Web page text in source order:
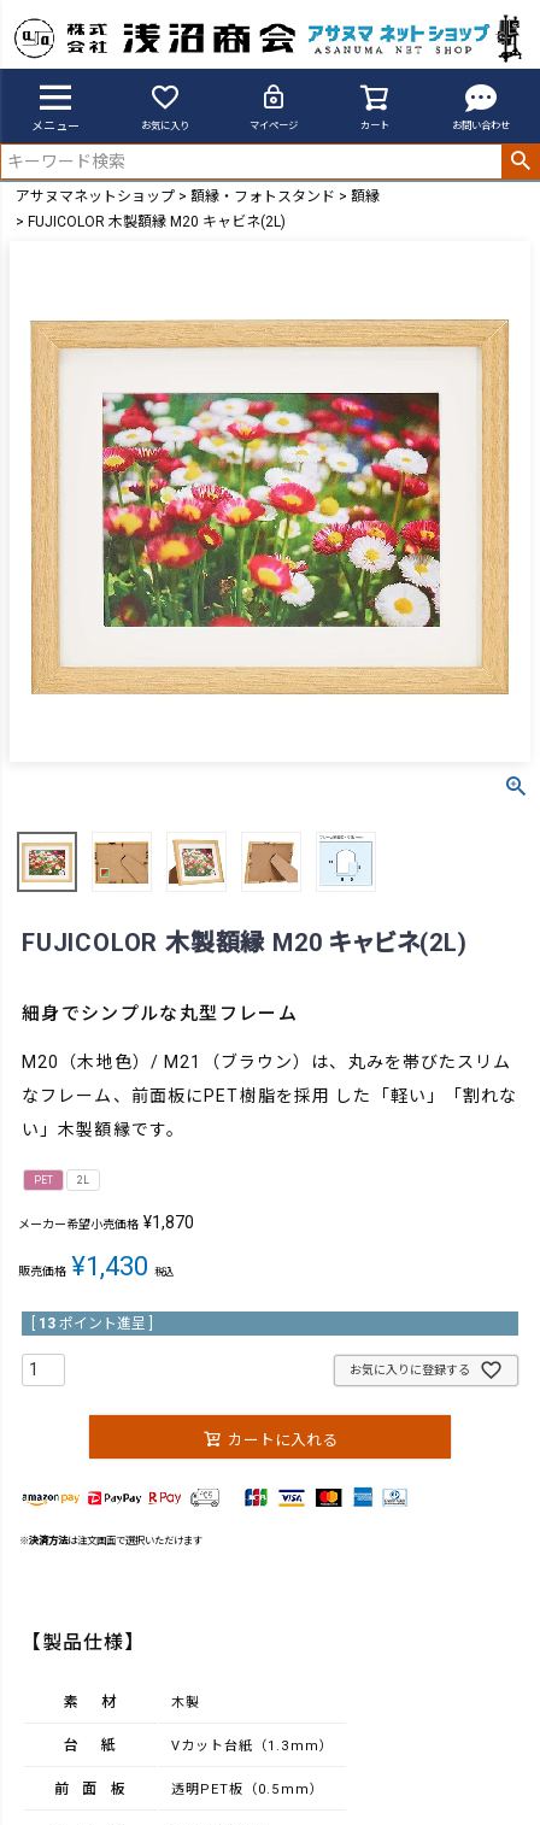
メニュー お気に入り マイページ カート お問い合わせ
アサヌマネットショップ 額縁・フォトスタンド
額縁
FUJICOLOR 木製額縁 M20 キャビネ(2L)
FUJICOLOR 木製額縁 M20 キャビネ(2L)
細身でシンプルな丸型フレーム
M20（木地色）/ M21（ブラウン）は、丸みを帯びたスリム
なフレーム、前面板にPET樹脂を採用 した「軽い」「割れな
い」木製額縁です。
PET 2L
メーカー希望小売価格 ¥1,870
販売価格 ¥1,430 税込
13 ポイント進呈 ]
お気に入りに登録する
カートに入れる
※決済方法は注文画面で選択いただけます
【製品仕様】
素材 木製
台紙 Vカット台紙（1.3mm）
前面板 透明PET板（0.5mm）